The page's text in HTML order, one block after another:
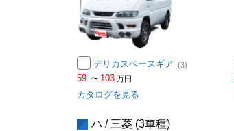
デリカスペースギア (3)
59 〜 103 万円
カタログを見る
ハ / 三菱 (3車種)